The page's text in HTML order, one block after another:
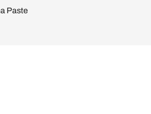
Paste